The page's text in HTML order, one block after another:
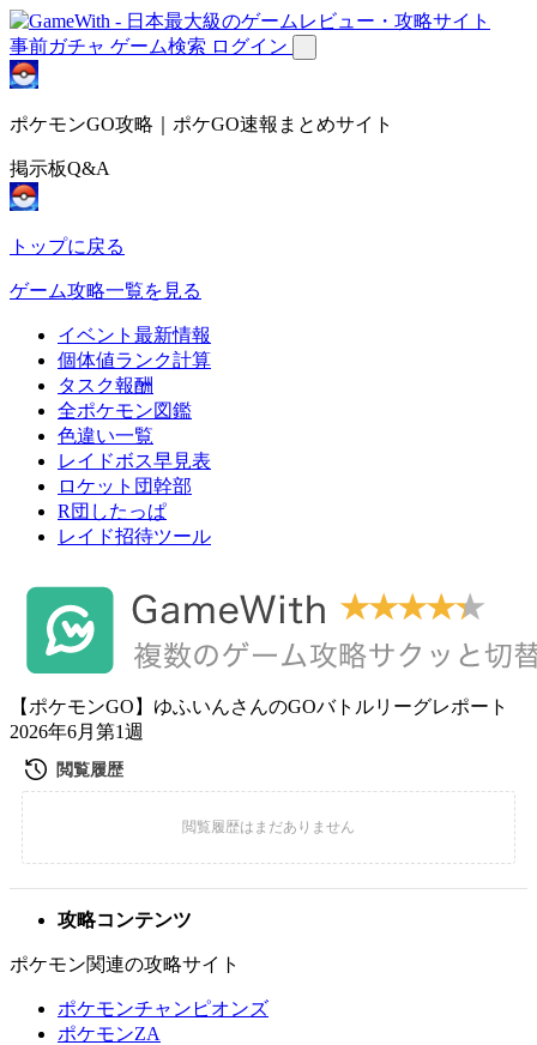
事前ガチャ ゲーム検索 ログイン
ポケモンGO攻略｜ポケGO速報まとめサイト
掲示板Q&A
トップに戻る
ゲーム攻略一覧を見る
イベント最新情報
個体値ランク計算
タスク報酬
全ポケモン図鑑
色違い一覧
レイドボス早見表
ロケット団幹部
R団したっぱ
レイド招待ツール
【ポケモンGO】ゆふいんさんのGOバトルリーグレポート
2026年6月第1週
攻略コンテンツ
ポケモン関連の攻略サイト
ポケモンチャンピオンズ
ポケモンZA